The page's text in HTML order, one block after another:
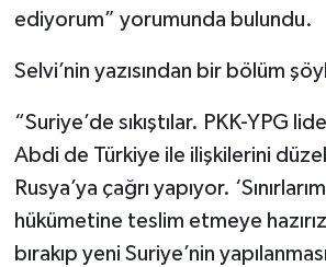
ediyorum” yorumunda bulundu.
Selvi’nin yazısından bir bölüm
“Suriye’de sıkıştılar. PKK-YPG
Abdi de Türkiye ile ilişkilerini
Rusya’ya çağrı yapıyor.
hükümetine teslim etmeye
bırakıp yeni Suriye’nin